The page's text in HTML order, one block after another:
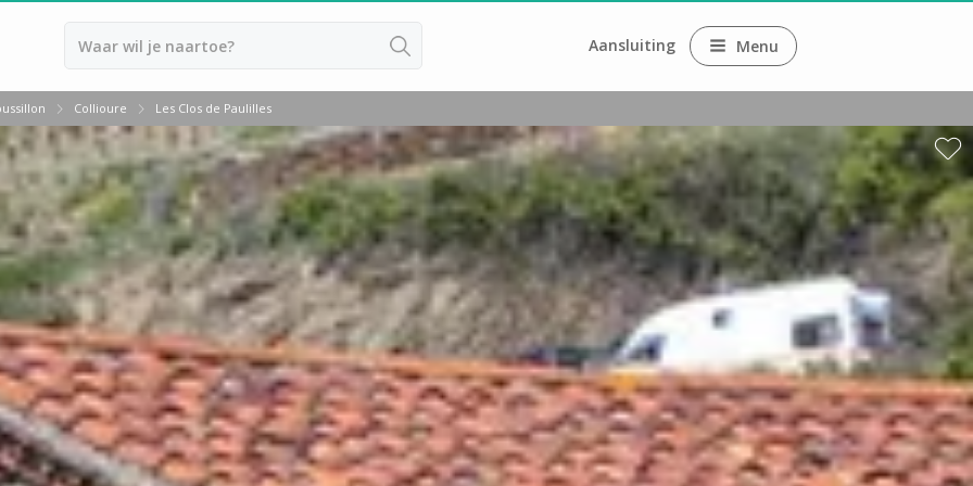
Aansluiting Menu
Terug
Overnachten Wijngaard Bordeaux
Overnachten Wijngaard Bourgogne
Overnachten Wijngaard Champagne
Overnachten Wijngaard Epernay
Collioure Les Clos de Paulilles